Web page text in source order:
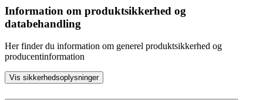
Information om produktsikkerhed og
databehandling
Her finder du information om generel produktsikkerhed og
producentinformation
Vis sikkerhedsoplysninger